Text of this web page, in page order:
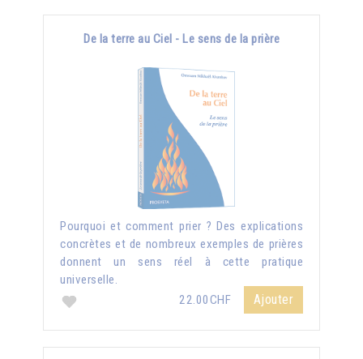
De la terre au Ciel - Le sens de la prière
Pourquoi et comment prier ? Des explications
concrètes et de nombreux exemples de prières
donnent un sens réel à cette pratique
universelle.
22.00CHF
Ajouter